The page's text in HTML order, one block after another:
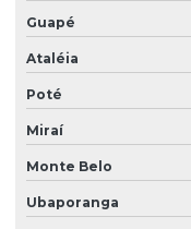
Guapé
Ataléia
Poté
Miraí
Monte Belo
Ubaporanga